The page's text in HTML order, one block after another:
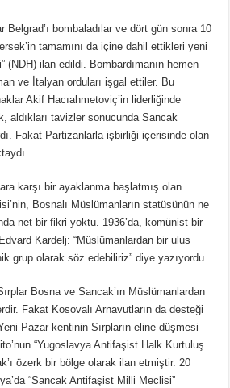
Belgrad’ı bombaladılar ve dört gün sonra 10
tamamını da içine dahil ettikleri yeni
(NDH) ilan edildi. Bombardımanın hemen
ve İtalyan orduları işgal ettiler. Bu
Akif Hacıahmetoviç’in liderliğinde
aldıkları tavizler sonucunda Sancak
Fakat Partizanlarla işbirliği içerisinde olan
karşı bir ayaklanma başlatmış olan
Bosnalı Müslümanların statüsünün ne
net bir fikri yoktu. 1936’da, komünist bir
Kardelj: “Müslümanlardan bir ulus
grup olarak söz edebiliriz” diye yazıyordu.
Bosna ve Sancak’ın Müslümanlardan
Fakat Kosovalı Arnavutların da desteği
Pazar kentinin Sırpların eline düşmesi
“Yugoslavya Antifaşist Halk Kurtuluş
özerk bir bölge olarak ilan etmiştir. 20
“Sancak Antifaşist Milli Meclisi”